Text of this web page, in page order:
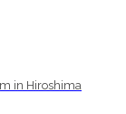
in Hiroshima